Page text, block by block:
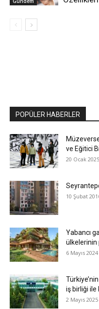
POPÜLER HABERLER
ve Eğitici
20 Ocak 2025
10 Şubat
Yabancı
ülkelerinin
6 Mayıs 2024
iş birliği ile
2 Mayıs 2025